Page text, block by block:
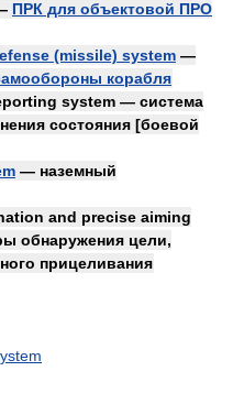
ПРК для объектовой ПРО
(missile) system —
корабля
system — система
состояния [боевой
— наземный
and precise aiming
обнаружения цели,
прицеливания